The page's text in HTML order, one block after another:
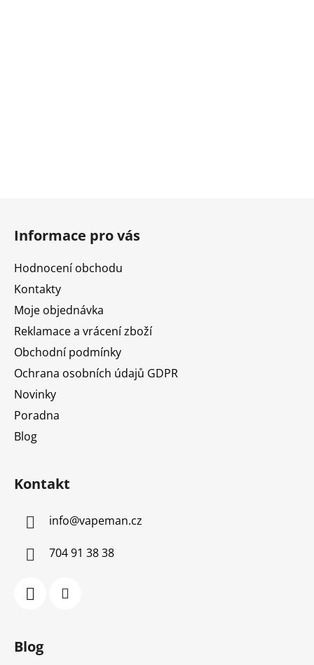
Informace pro vás
Hodnocení obchodu
Kontakty
Moje objednávka
Reklamace a vrácení zboží
Obchodní podmínky
Ochrana osobních údajů GDPR
Novinky
Poradna
Blog
Kontakt
info@vapeman.cz
704 91 38 38
Blog